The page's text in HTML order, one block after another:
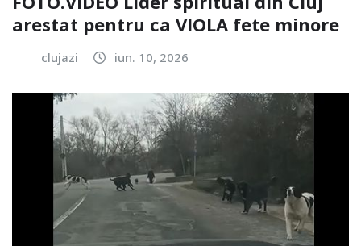
arestat pentru ca VIOLA fete minore
clujazi iun. 10, 2026